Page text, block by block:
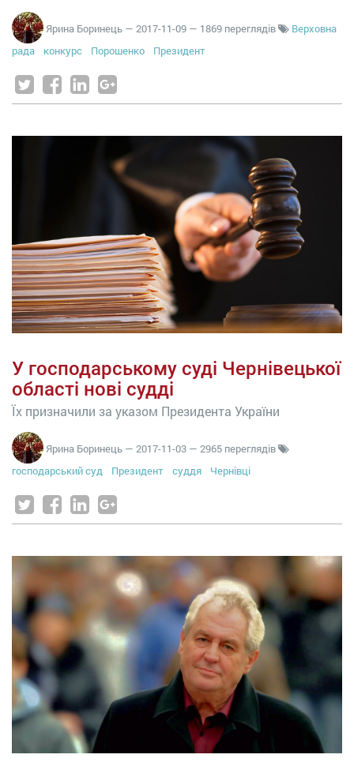
Ярина Боринець — 2017-11-09 — 1869 переглядів
Верховна
рада
конкурс Порошенко Президент
У господарському суді Чернівецької
області нові судді
Їх призначили за указом Президента України
Ярина Боринець — 2017-11-03 — 2965 переглядів
господарський суд
Президент суддя Чернівці